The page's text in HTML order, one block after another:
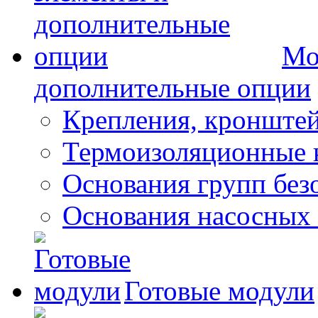
дополнительные опции
Крепления,
Термоизоляционные
Основания групп
Основания насосных
Готовые модули